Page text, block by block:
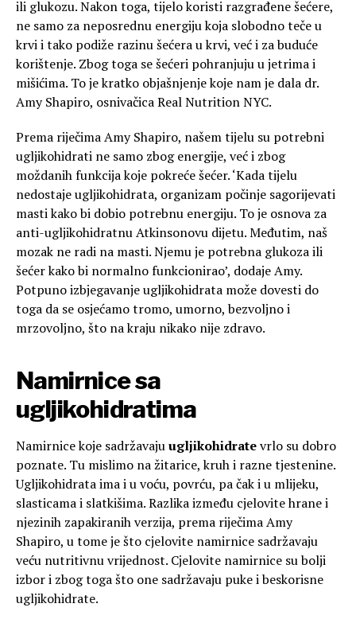
ili glukozu. Nakon toga, tijelo koristi razgrađene šećere,
ne samo za neposrednu energiju koja slobodno teče u
krvi i tako podiže razinu šećera u krvi, već i za buduće
korištenje. Zbog toga se šećeri pohranjuju u jetrima i
mišićima. To je kratko objašnjenje koje nam je dala dr.
Amy Shapiro, osnivačica Real Nutrition NYC.
Prema riječima Amy Shapiro, našem tijelu su potrebni
ugljikohidrati ne samo zbog energije, već i zbog
moždanih funkcija koje pokreće šećer. ‘Kada tijelu
nedostaje ugljikohidrata, organizam počinje sagorijevati
masti kako bi dobio potrebnu energiju. To je osnova za
anti-ugljikohidratnu Atkinsonovu dijetu. Međutim, naš
mozak ne radi na masti. Njemu je potrebna glukoza ili
šećer kako bi normalno funkcionirao’, dodaje Amy.
Potpuno izbjegavanje ugljikohidrata može dovesti do
toga da se osjećamo tromo, umorno, bezvoljno i
mrzovoljno, što na kraju nikako nije zdravo.
Namirnice sa
ugljikohidratima
Namirnice koje sadržavajuugljikohidratevrlo su dobro
poznate. Tu mislimo na žitarice, kruh i razne tjestenine.
Ugljikohidrata ima i u voću, povrću, pa čak i u mlijeku,
slasticama i slatkišima. Razlika između cjelovite hrane i
njezinih zapakiranih verzija, prema riječima Amy
Shapiro, u tome je što cjelovite namirnice sadržavaju
veću nutritivnu vrijednost. Cjelovite namirnice su bolji
izbor i zbog toga što one sadržavaju puke i beskorisne
ugljikohidrate.